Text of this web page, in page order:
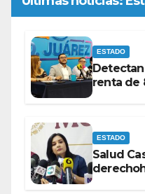
ESTADO
renta de
ESTADO
Salud